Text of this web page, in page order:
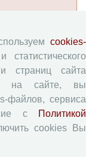
cookies-
страниц сайта
на сайте, вы
файлов, сервиса
с
Политикой
cookies Вы